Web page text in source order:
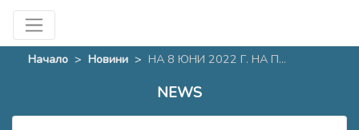
Начало > Новини > НА 8 ЮНИ 2022 Г. НА П...
NEWS